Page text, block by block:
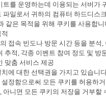
트를 운영하는데 이용되는 서버가
파일로서 귀하의 컴퓨터 하드디스
같은 목적을 위해 쿠키를 사용합니
접속 빈도나 방문 시간 등을 분석
추적, 각종 이벤트 참여 정도 및 방
맞춤 서비스 제공
에 대한 선택권을 가지고 있습니
정함으로써 모든 쿠키를 허용하
아니면 모든 쿠키의 저장을 거부할